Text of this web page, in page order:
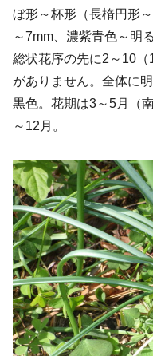
ぼ形～杯形（長楕円形
～7mm、濃紫青色～明
総状花序の先に2～10
がありません。全体に
黒色。花期は3～5月（
～12月。